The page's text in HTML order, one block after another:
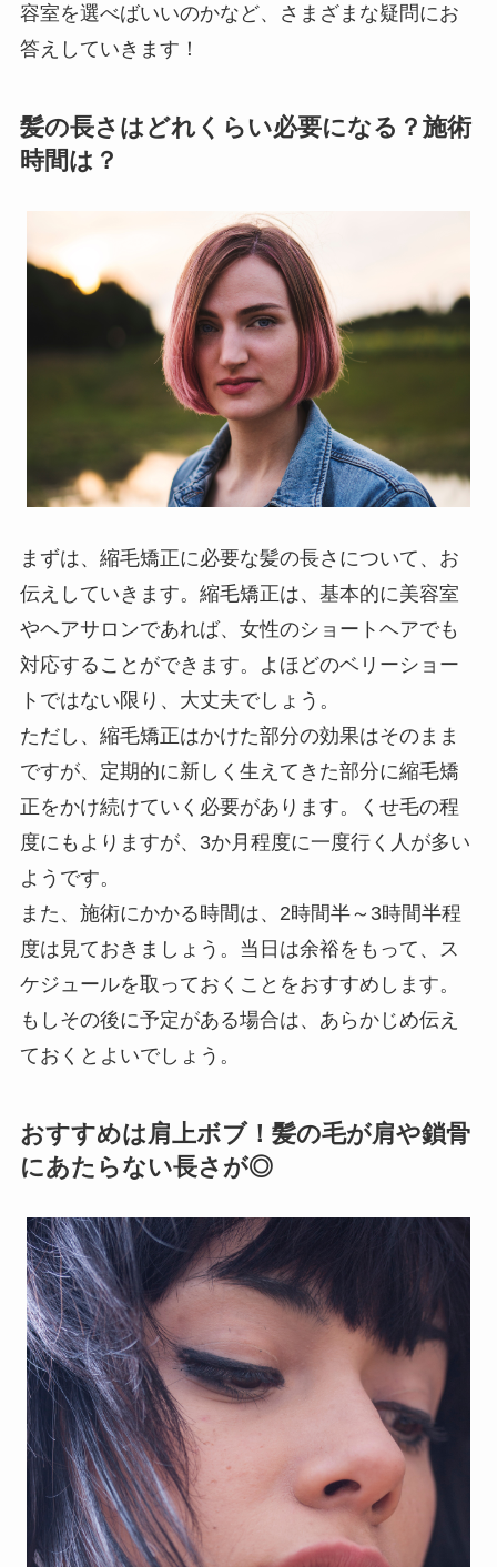
容室を選べばいいのかなど、さまざまな疑問にお
答えしていきます！
髪の長さはどれくらい必要になる？施術
時間は？
まずは、縮毛矯正に必要な髪の長さについて、お
伝えしていきます。縮毛矯正は、基本的に美容室
やヘアサロンであれば、女性のショートヘアでも
対応することができます。よほどのベリーショー
トではない限り、大丈夫でしょう。
ただし、縮毛矯正はかけた部分の効果はそのまま
ですが、定期的に新しく生えてきた部分に縮毛矯
正をかけ続けていく必要があります。くせ毛の程
度にもよりますが、3か月程度に一度行く人が多い
ようです。
また、施術にかかる時間は、2時間半～3時間半程
度は見ておきましょう。当日は余裕をもって、ス
ケジュールを取っておくことをおすすめします。
もしその後に予定がある場合は、あらかじめ伝え
ておくとよいでしょう。
おすすめは肩上ボブ！髪の毛が肩や鎖骨
にあたらない長さが◎